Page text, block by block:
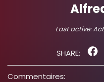
Last active:
SHARE:
Commentaires: